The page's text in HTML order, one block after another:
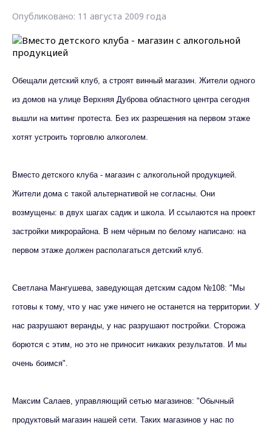
Опубликовано: 11 августа 2009 года
Обещали детский клуб, а строят винный магазин. Жители одного
из домов на улице Верхняя Дуброва областного центра сегодня
вышли на митинг протеста. Без их разрешения на первом этаже
хотят устроить торговлю алкоголем.
Вместо детского клуба - магазин с алкогольной продукцией.
Жители дома с такой альтернативой не согласны. Они
возмущены: в двух шагах садик и школа. И ссылаются на проект
застройки микрорайона. В нем чёрным по белому написано: на
первом этаже должен располагаться детский клуб.
Светлана Мангушева, заведующая детским садом №108: "Мы
готовы к тому, что у нас уже ничего не останется на территории. У
нас разрушают веранды, у нас разрушают постройки. Сторожа
борются с этим, но это не приносит никаких результатов. И мы
очень боимся".
Максим Салаев, управляющий сетью магазинов: "Обычный
продуктовый магазин нашей сети. Таких магазинов у нас по